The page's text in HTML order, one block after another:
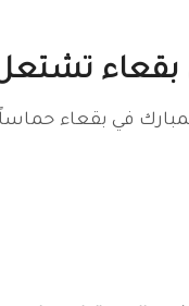
بقعاء